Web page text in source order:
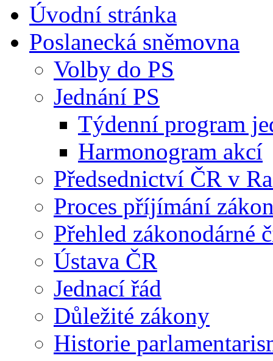
Úvodní stránka
Poslanecká sněmovna
Volby do PS
Jednání PS
Týdenní program
Harmonogram akcí
Předsednictví ČR v
Proces příjímání
Přehled zákonodárné
Ústava ČR
Jednací řád
Důležité zákony
Historie